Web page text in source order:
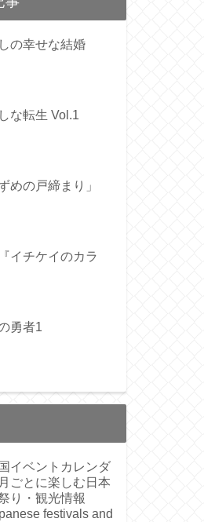
の幸せな結婚
な転生 Vol.1
めの戸締まり」
イチケイのカラ
勇者1
国イベントカレンダ
ごとに楽しむ日本
り・観光情報
festivals and